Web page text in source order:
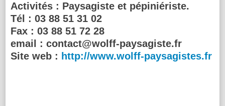
Activités : Paysagiste et pépiniériste.
Tél : 03 88 51 31 02
Fax : 03 88 51 72 28
email : contact@wolff-paysagiste.fr
Site web : http://www.wolff-paysagistes.fr